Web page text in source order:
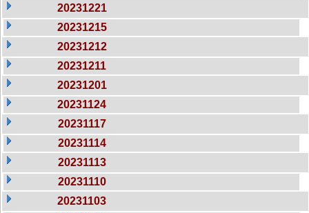
20231221
20231215
20231212
20231211
20231201
20231124
20231117
20231114
20231113
20231110
20231103